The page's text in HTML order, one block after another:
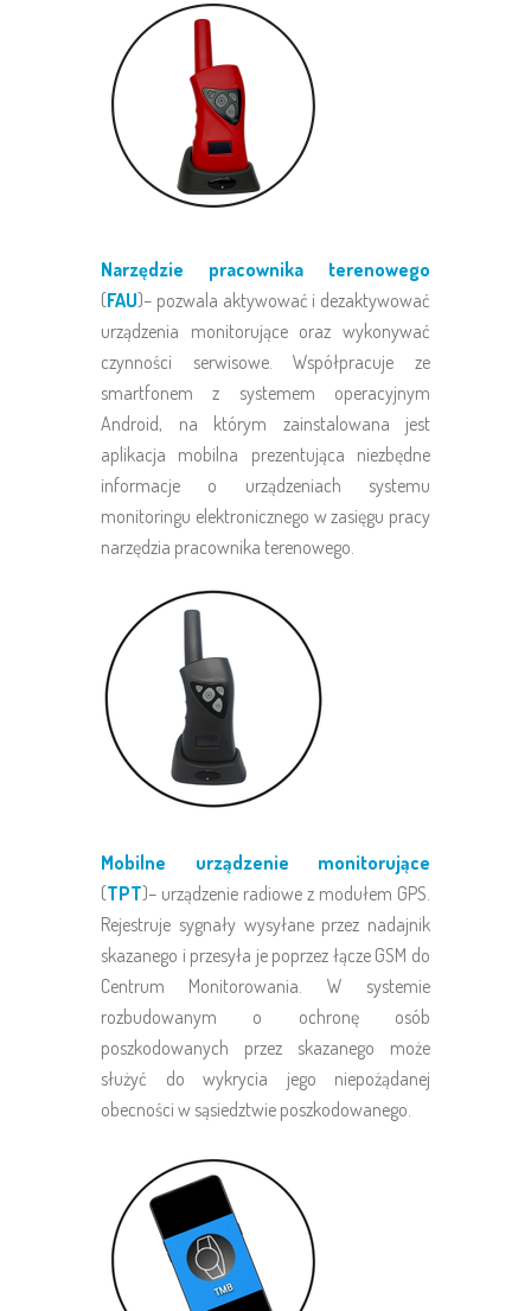
Narzędzie pracownika terenowego
(FAU)– pozwala aktywować i dezaktywować
urządzenia monitorujące oraz wykonywać
czynności serwisowe. Współpracuje ze
smartfonem z systemem operacyjnym
Android, na którym zainstalowana jest
aplikacja mobilna prezentująca niezbędne
informacje o urządzeniach systemu
monitoringu elektronicznego w zasięgu pracy
narzędzia pracownika terenowego.
Mobilne urządzenie monitorujące
(TPT)– urządzenie radiowe z modułem GPS.
Rejestruje sygnały wysyłane przez nadajnik
skazanego i przesyła je poprzez łącze GSM do
Centrum Monitorowania. W systemie
rozbudowanym o ochronę osób
poszkodowanych przez skazanego może
służyć do wykrycia jego niepożądanej
obecności w sąsiedztwie poszkodowanego.